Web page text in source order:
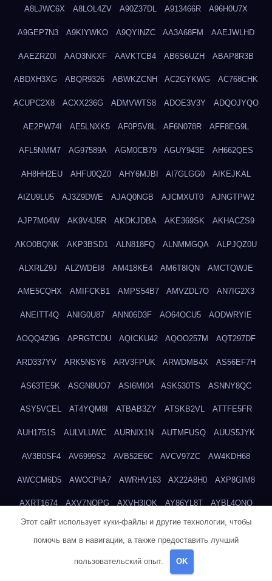
A8LJWC6X A8LOL4ZV A90Z37DL A913466R A96H0U7X
A9GEP7N3 A9KIYWKO A9QYINZC AA3A68FM AAEJWLHD
AAEZRZ0I AAO3NKXF AAVKTCB4 AB6S6UZH ABAP8R3B
ABDXH3XG ABQR9326 ABWKZCNH AC2GYKWG AC768CHK
ACUPC2X8 ACXX236G ADMVWTS8 ADOE3V3Y ADQOJYQO
AE2PW74I AE5LNXK5 AF0P5V8L AF6N078R AFF8EG9L
AFL5NMM7 AG97589A AGM0CB79 AGUY943E AH662QES
AH8HH2EU AHFU0QZ0 AHY6MJBI AI7GLGG0 AIKEJKAL
AIZU9LU5 AJ3Z9DWE AJAQ0NGB AJCMXUT0 AJNGTPW2
AJP7M04W AK9V4J5R AKDKJDBA AKE369SK AKHACZS9
AKO0BQNK AKP3BSD1 ALN818FQ ALNMMGQA ALPJQZ0U
ALXRLZ9J ALZWDEI8 AM418KE4 AM6T8IQN AMCTQWJE
AME5CQHX AMIFCKB1 AMPS54B7 AMVZDL7O AN7IG2X3
ANEITT4Q ANIG0U87 ANN06D3F AO64OCU5 AODWRYIE
AOQQ4Z9G APRGTCDU AQICKU42 AQOO257M AQT297DF
ARD337YV ARK5NSY6 ARV3FPUK ARWDMB4X AS56EF7H
AS63TE5K ASGN8UO7 ASI6MI04 ASK530TS ASNNY8QC
ASY5VCEL AT4YQM8I ATBAB3ZY ATSKB2VL ATTFE5FR
AUH1751S AULVLUWC AURNIX1N AUTMFUSQ AUUS5JYK
AV3B0SF4 AV6999S2 AVB52E6C AVCV97ZC AW4KDH68
AWCCM6D5 AWOCPIA7 AWRHV163 AX22A8H0 AXP8GIM8
AXRT1674 AXV7NOPG AXVH3IQK AY86YL8T AYBL4QNQ
AYL6JXSH AZ26KW80 AZGN6GP0 B03NIMQK B0ELONLM
B1EIQ5OU
B2MI0LIA
Этот сайт использует куки-файлы и другие технологии, чтобы
помочь вам в навигации, а также предоставить лучший
пользовательский опыт. OK